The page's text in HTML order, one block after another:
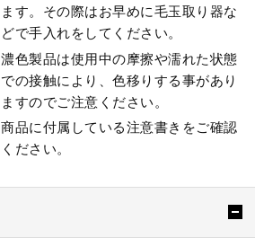
ます。その際はお早めに毛玉取り器な
どで手入れをしてください。
濃色製品は使用中の摩擦や濡れた状態
での接触により、色移りする事があり
ますのでご注意ください。
商品に付属している注意書きをご確認
ください。